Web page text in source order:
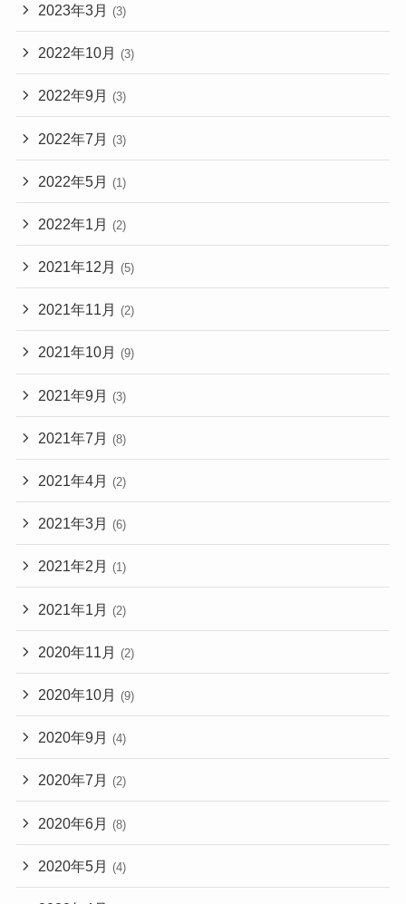
2023年3月 (3)
2022年10月 (3)
2022年9月 (3)
2022年7月 (3)
2022年5月 (1)
2022年1月 (2)
2021年12月 (5)
2021年11月 (2)
2021年10月 (9)
2021年9月 (3)
2021年7月 (8)
2021年4月 (2)
2021年3月 (6)
2021年2月 (1)
2021年1月 (2)
2020年11月 (2)
2020年10月 (9)
2020年9月 (4)
2020年7月 (2)
2020年6月 (8)
2020年5月 (4)